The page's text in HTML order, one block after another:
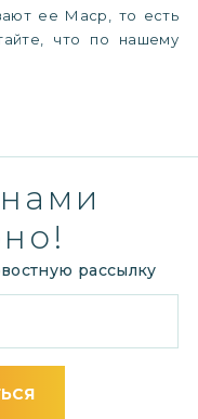
ее Маср, то есть
что по нашему
рассылку